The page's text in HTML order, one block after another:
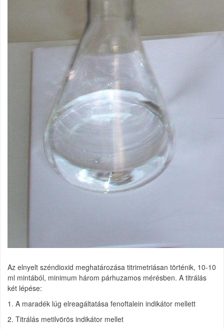
Az elnyelt széndioxid meghatározása titrimetriásan történik, 10-10
ml mintából, minimum három párhuzamos mérésben. A titrálás
két lépése:
1. A maradék lúg elreagáltatása fenoftalein indikátor mellett
2. Titrálás metilvörös indikátor mellet